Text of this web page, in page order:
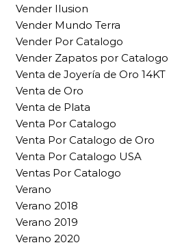
Vender Ilusion
Vender Mundo Terra
Vender Por Catalogo
Vender Zapatos por Catalogo
Venta de Joyería de Oro 14KT
Venta de Oro
Venta de Plata
Venta Por Catalogo
Venta Por Catalogo de Oro
Venta Por Catalogo USA
Ventas Por Catalogo
Verano
Verano 2018
Verano 2019
Verano 2020